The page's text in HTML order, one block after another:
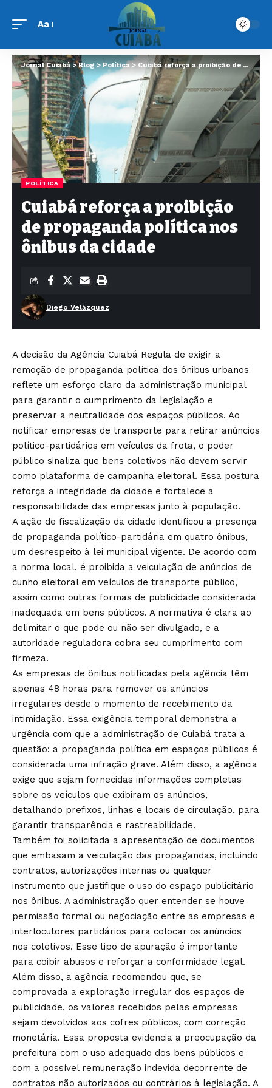
Aa
Jornal Cuiabá>Blog>Política>Cuiabá reforça a proibição de propaganda política nos ônibus da cidade
POLÍTICA
Cuiabá reforça a proibição
de propaganda política nos
ônibus da cidade
Diego Velázquez
A decisão da Agência Cuiabá Regula de exigir a
remoção de propaganda política dos ônibus urbanos
reflete um esforço claro da administração municipal
para garantir o cumprimento da legislação e
preservar a neutralidade dos espaços públicos. Ao
notificar empresas de transporte para retirar anúncios
político-partidários em veículos da frota, o poder
público sinaliza que bens coletivos não devem servir
como plataforma de campanha eleitoral. Essa postura
reforça a integridade da cidade e fortalece a
responsabilidade das empresas junto à população.
A ação de fiscalização da cidade identificou a presença
de propaganda político-partidária em quatro ônibus,
um desrespeito à lei municipal vigente. De acordo com
a norma local, é proibida a veiculação de anúncios de
cunho eleitoral em veículos de transporte público,
assim como outras formas de publicidade considerada
inadequada em bens públicos. A normativa é clara ao
delimitar o que pode ou não ser divulgado, e a
autoridade reguladora cobra seu cumprimento com
firmeza.
As empresas de ônibus notificadas pela agência têm
apenas 48 horas para remover os anúncios
irregulares desde o momento de recebimento da
intimidação. Essa exigência temporal demonstra a
urgência com que a administração de Cuiabá trata a
questão: a propaganda política em espaços públicos é
considerada uma infração grave. Além disso, a agência
exige que sejam fornecidas informações completas
sobre os veículos que exibiram os anúncios,
detalhando prefixos, linhas e locais de circulação, para
garantir transparência e rastreabilidade.
Também foi solicitada a apresentação de documentos
que embasam a veiculação das propagandas, incluindo
contratos, autorizações internas ou qualquer
instrumento que justifique o uso do espaço publicitário
nos ônibus. A administração quer entender se houve
permissão formal ou negociação entre as empresas e
interlocutores partidários para colocar os anúncios
nos coletivos. Esse tipo de apuração é importante
para coibir abusos e reforçar a conformidade legal.
Além disso, a agência recomendou que, se
comprovada a exploração irregular dos espaços de
publicidade, os valores recebidos pelas empresas
sejam devolvidos aos cofres públicos, com correção
monetária. Essa proposta evidencia a preocupação da
prefeitura com o uso adequado dos bens públicos e
com a possível remuneração indevida decorrente de
contratos não autorizados ou contrários à legislação. A